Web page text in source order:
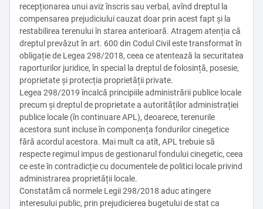
recepționarea unui aviz înscris sau verbal, avînd dreptul la
compensarea prejudiciului cauzat doar prin acest fapt şi la
restabilirea terenului în starea anterioară. Atragem atenția că
dreptul prevăzut în art. 600 din Codul Civil este transformat în
obligație de Legea 298/2018, ceea ce atentează la securitatea
raporturilor juridice, în special la dreptul de folosință, posesie,
proprietate și protecția proprietății private.
Legea 298/2019 încalcă principiile administrării publice locale
precum și dreptul de proprietate a autorităților administrației
publice locale (în continuare APL), deoarece, terenurile
acestora sunt incluse în componența fondurilor cinegetice
fără acordul acestora. Mai mult ca atît, APL trebuie să
respecte regimul impus de gestionarul fondului cinegetic, ceea
ce este în contradicție cu documentele de politici locale privind
administrarea proprietății locale.
Constatăm că normele Legii 298/2018 aduc atingere
interesului public, prin prejudicierea bugetului de stat ca